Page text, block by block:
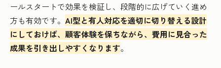
ールスタートで効果を検証し、段階的に広げていく進め
方も有効です。 AI型と有人対応を適切に切り替える設計
にしておけば、顧客体験を保ちながら、費用に見合った
成果を引き出しやすくなります。